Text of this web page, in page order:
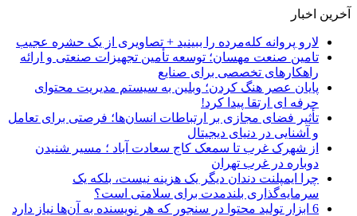
آخرین اخبار
لارو پروانه کله‌مرده را ببینید + تصاویری از یک حشره عجیب
تامین صنعت مهسان؛ توسعه تأمین تجهیزات صنعتی و ارائه
راهکارهای تخصصی برای صنایع
پایان عصر هنگ کردن؛ وبلین به سیستم مدیریت محتوای
حرفه ای ارتقا پیدا کرد!
تأثیر فضای مجازی بر ارتباطات انسان‌ها؛ فرصتی برای تعامل
و آشنایی در دنیای دیجیتال
از شهرک غرب تا سمعک کاج سعادت آباد ؛ مسیر شنیدن
دوباره در غرب تهران
چرا ایمپلنت دندان دیگر یک هزینه نیست، بلکه یک
سرمایه‌گذاری بلندمدت برای سلامتی است؟
6 ابزار تولید محتوا در سنجور که هر نویسنده به آن‌ها نیاز دارد